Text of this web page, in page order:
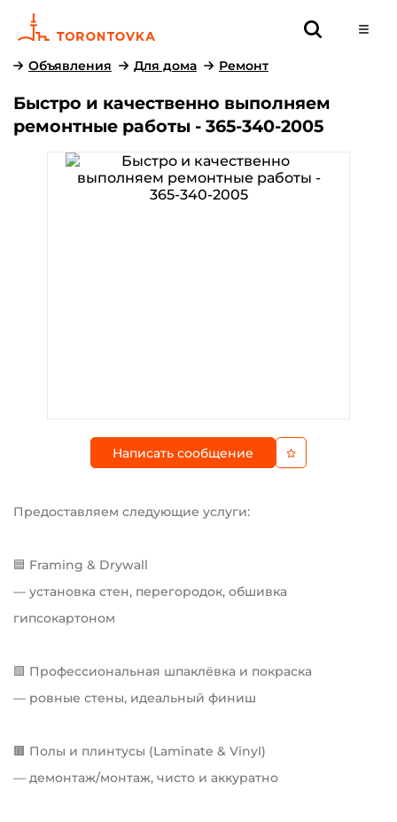
Объявления Для дома Ремонт
Быстро и качественно выполняем
ремонтные работы - 365-340-2005
Написать сообщение
Предоставляем следующие услуги:
🟦 Framing & Drywall
— установка стен, перегородок, обшивка
гипсокартоном
🟩 Профессиональная шпаклёвка и покраска
— ровные стены, идеальный финиш
🟫 Полы и плинтусы (Laminate & Vinyl)
— демонтаж/монтаж, чисто и аккуратно